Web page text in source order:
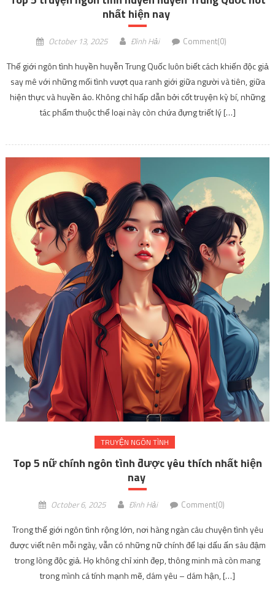
nhất hiện nay
October 13, 2025 Đình Hải Comment(0)
Thế giới ngôn tình huyền huyễn Trung Quốc luôn biết cách khiến độc giả
say mê với những mối tình vượt qua ranh giới giữa người và tiên, giữa
hiện thực và huyền ảo. Không chỉ hấp dẫn bởi cốt truyện kỳ bí, những
tác phẩm thuộc thể loại này còn chứa đựng triết lý […]
TRUYỆN NGÔN TÌNH
Top 5 nữ chính ngôn tình được yêu thích nhất hiện
nay
October 6, 2025 Đình Hải Comment(0)
Trong thế giới ngôn tình rộng lớn, nơi hàng ngàn câu chuyện tình yêu
được viết nên mỗi ngày, vẫn có những nữ chính để lại dấu ấn sâu đậm
trong lòng độc giả. Họ không chỉ xinh đẹp, thông minh mà còn mang
trong mình cá tính mạnh mẽ, dám yêu – dám hận, […]